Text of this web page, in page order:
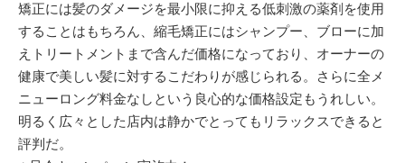
矯正には髪のダメージを最小限に抑える低刺激の薬剤を使用
することはもちろん、縮毛矯正にはシャンプー、ブローに加
えトリートメントまで含んだ価格になっており、オーナーの
健康で美しい髪に対するこだわりが感じられる。さらに全メ
ニューロング料金なしという良心的な価格設定もうれしい。
明るく広々とした店内は静かでとってもリラックスできると
評判だ。